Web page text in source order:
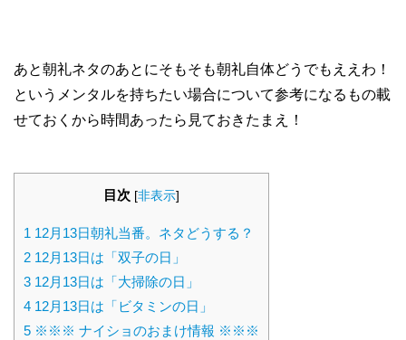
あと朝礼ネタのあとにそもそも朝礼自体どうでもええわ！
というメンタルを持ちたい場合について参考になるもの載
せておくから時間あったら見ておきたまえ！
目次 [非表示]
1 12月13日朝礼当番。ネタどうする？
2 12月13日は「双子の日」
3 12月13日は「大掃除の日」
4 12月13日は「ビタミンの日」
5 ※※※ ナイショのおまけ情報 ※※※